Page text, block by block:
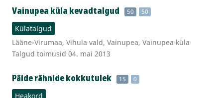
Vainupea küla kevadtalgud 50 50
Külatalgud
Lääne-Virumaa, Vihula vald, Vainupea, Vainupea küla
Talgud toimusid 04. mai 2013
Päide rähnide kokkutulek 15 0
Heakord